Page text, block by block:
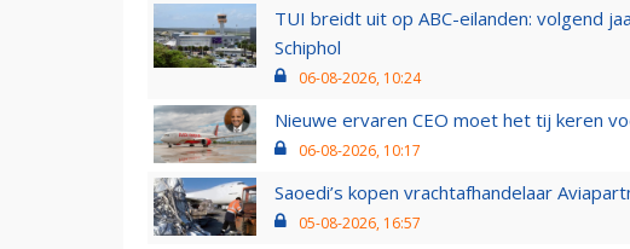
TUI breidt uit op ABC-eilanden: volgend
Schiphol
06-08-2026, 10:24
Nieuwe ervaren CEO moet het tij keren
06-08-2026, 10:17
Saoedi’s kopen vrachtafhandelaar
05-08-2026, 16:57